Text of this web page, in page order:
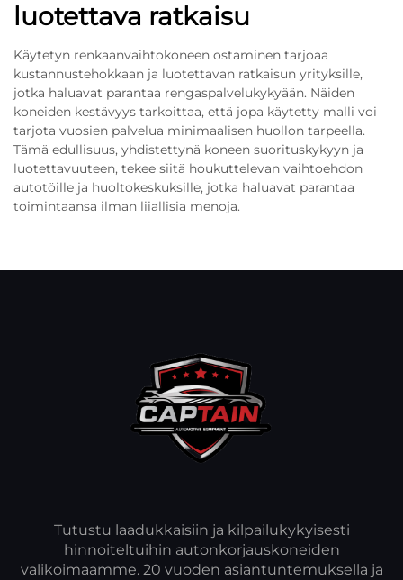
luotettava ratkaisu
Käytetyn renkaanvaihtokoneen ostaminen tarjoaa
kustannustehokkaan ja luotettavan ratkaisun yrityksille,
jotka haluavat parantaa rengaspalvelukykyään. Näiden
koneiden kestävyys tarkoittaa, että jopa käytetty malli voi
tarjota vuosien palvelua minimaalisen huollon tarpeella.
Tämä edullisuus, yhdistettynä koneen suorituskykyyn ja
luotettavuuteen, tekee siitä houkuttelevan vaihtoehdon
autotöille ja huoltokeskuksille, jotka haluavat parantaa
toimintaansa ilman liiallisia menoja.
Tutustu laadukkaisiin ja kilpailukykyisesti
hinnoiteltuihin autonkorjauskoneiden
valikoimaamme. 20 vuoden asiantuntemuksella ja